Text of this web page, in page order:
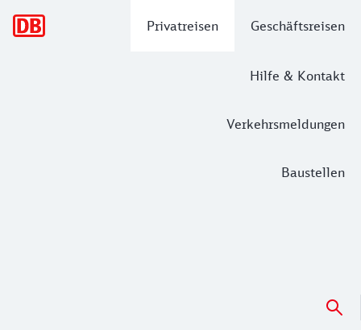
Privatreisen Geschäftsreisen
Hilfe & Kontakt
Verkehrsmeldungen
Baustellen